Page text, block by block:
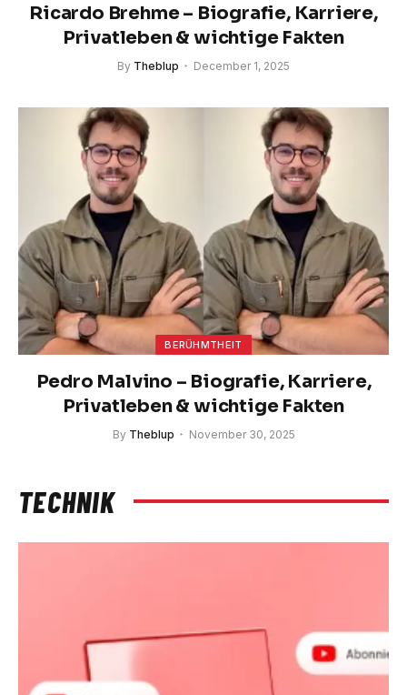
Ricardo Brehme – Biografie, Karriere,
Privatleben & wichtige Fakten
By Theblup December 1, 2025
BERÜHMTHEIT
Pedro Malvino – Biografie, Karriere,
Privatleben & wichtige Fakten
By Theblup November 30, 2025
TECHNIK